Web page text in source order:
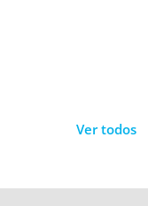
Ver todos